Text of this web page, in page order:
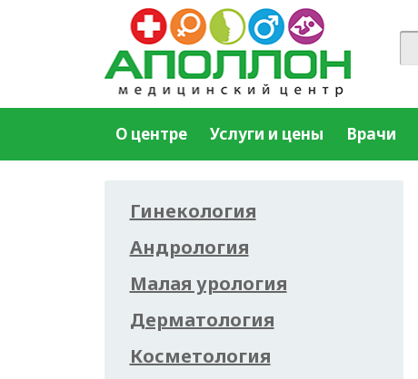
О центре Услуги и цены Врачи
Гинекология
Андрология
Малая урология
Дерматология
Косметология